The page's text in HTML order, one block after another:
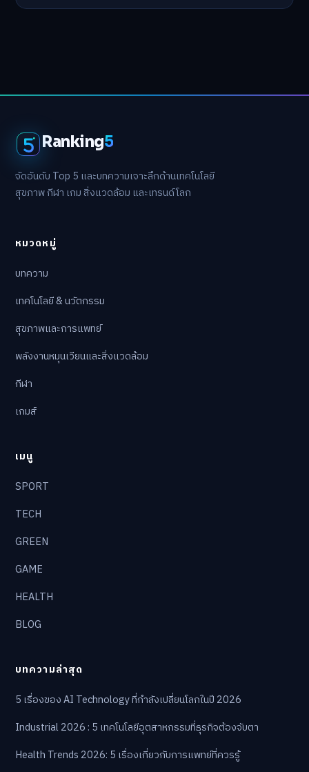
Ranking5
จัดอันดับ Top 5 และบทความเจาะลึกด้านเทคโนโลยี
สุขภาพ กีฬา เกม สิ่งแวดล้อม และเทรนด์โลก
หมวดหมู่
บทความ
เทคโนโลยี & นวัตกรรม
สุขภาพและการแพทย์
พลังงานหมุนเวียนและสิ่งแวดล้อม
กีฬา
เกมส์
เมนู
SPORT
TECH
GREEN
GAME
HEALTH
BLOG
บทความล่าสุด
5 เรื่องของ AI Technology ที่กำลังเปลี่ยนโลกในปี 2026
Industrial 2026 : 5 เทคโนโลยีอุตสาหกรรมที่ธุรกิจต้องจับตา
Health Trends 2026: 5 เรื่องเกี่ยวกับการแพทย์ที่ควรรู้